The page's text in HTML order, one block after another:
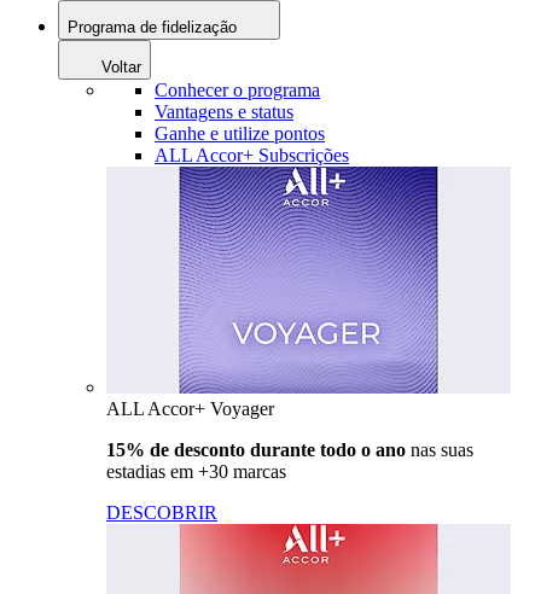
Programa de fidelização
Voltar
Conhecer o programa
Vantagens e status
Ganhe e utilize pontos
ALL Accor+ Subscrições
ALL Accor+ Voyager
15% de desconto durante todo o ano nas suas
estadias em +30 marcas
DESCOBRIR